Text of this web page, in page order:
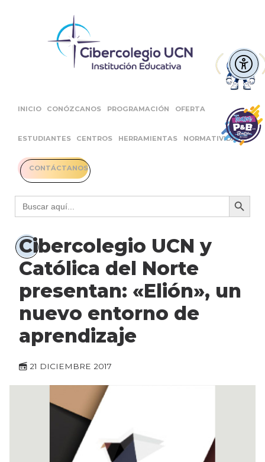
INICIO CONÓZCANOS PROGRAMACIÓN OFERTA
ESTUDIANTES CENTROS HERRAMIENTAS NORMATIVIDAD
CONTÁCTANOS
Buscar: Botón
Cibercolegio UCN y
Católica del Norte
presentan: «Elión», un
nuevo entorno de
aprendizaje
21 DICIEMBRE 2017